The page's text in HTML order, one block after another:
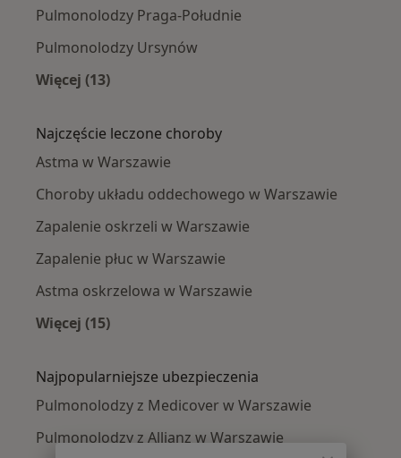
Pulmonolodzy Praga-Południe
Pulmonolodzy Ursynów
Więcej (13)
Najczęście leczone choroby
Astma w Warszawie
Choroby układu oddechowego w Warszawie
Zapalenie oskrzeli w Warszawie
Zapalenie płuc w Warszawie
Astma oskrzelowa w Warszawie
Więcej (15)
Najpopularniejsze ubezpieczenia
Pulmonolodzy z Medicover w Warszawie
Pulmonolodzy z Allianz w Warszawie